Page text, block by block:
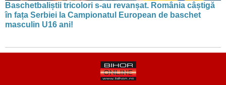
Baschetbaliștii tricolori s-au revanșat. România câștigă
în fața Serbiei la Campionatul European de baschet
masculin U16 ani!